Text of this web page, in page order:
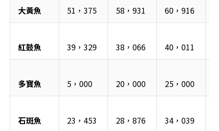
大黃魚 51，375 58，931 60，916
紅鼓魚 39，329 38，066 40，011
多寶魚 5，000 20，000 25，000
石斑魚 23，453 28，876 34，039